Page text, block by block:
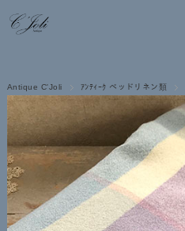
Antique C'Joli ｱﾝﾃｨｰｸ ベッドリネン類